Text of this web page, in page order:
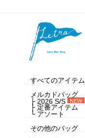
すべてのアイテム
メルカドバッグ
├ 2026 S/S
NEW
├ 定番アイテム
└ アソート
その他のバッグ